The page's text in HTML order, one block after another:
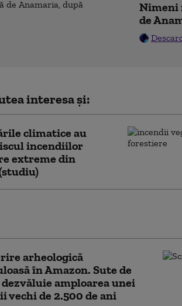
Nimeni
de
interesa și:
climatice au
incendiilor
extreme din
arheologică
în Amazon. Sute de
amploarea unei
vechi de 2.500 de ani